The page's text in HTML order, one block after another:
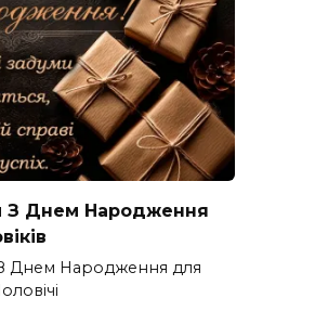
З Днем Народження
Днем Народження для